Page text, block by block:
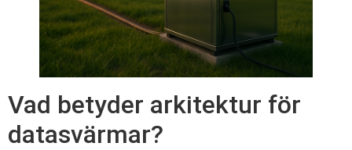
Vad betyder arkitektur för
datasvärmar?